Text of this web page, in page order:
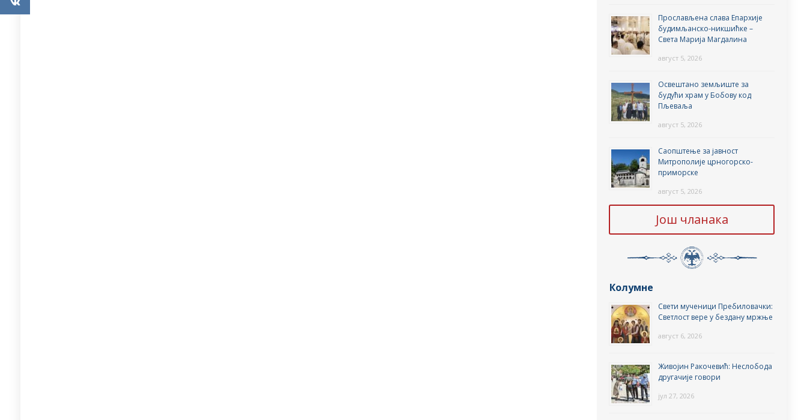
Прослављена слава Епархије
будимљанско-никшићке –
Света Марија Магдалина
август 5, 2026
Освештано земљиште за
будући храм у Бобову код
Пљеваља
август 5, 2026
Саопштење за јавност
Митрополије црногорско-
приморске
август 5, 2026
Још чланака
Колумне
Свети мученици Пребиловачки:
Светлост вере у бездану мржње
август 6, 2026
Живојин Ракочевић: Неслобода
другачије говори
јул 27, 2026